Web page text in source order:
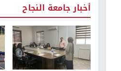
أخبار جامعة النجاح